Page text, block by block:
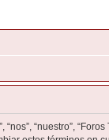
“nuestro”,